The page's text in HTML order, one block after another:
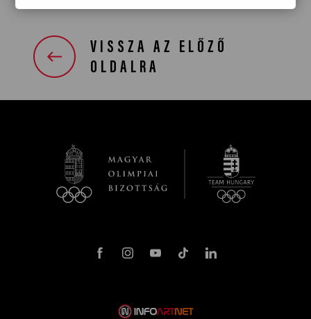
VISSZA AZ ELŐZŐ
OLDALRA